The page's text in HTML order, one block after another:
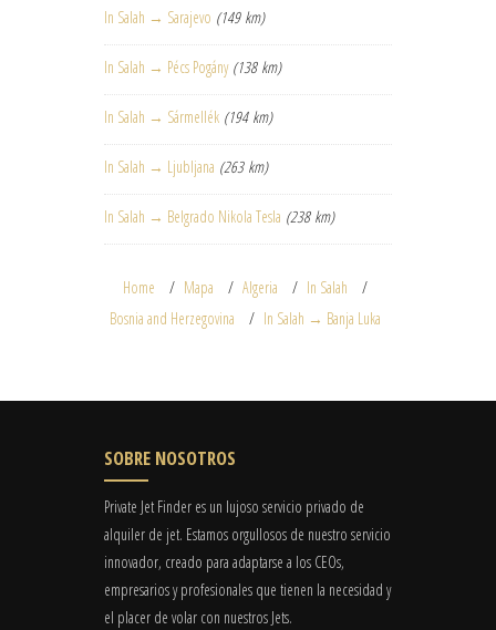
In Salah → Sarajevo (149 km)
In Salah → Pécs Pogány (138 km)
In Salah → Sármellék (194 km)
In Salah → Ljubljana (263 km)
In Salah → Belgrado Nikola Tesla (238 km)
Home Mapa Algeria
In Salah
Bosnia and Herzegovina
In Salah → Banja Luka
SOBRE NOSOTROS
Private Jet Finder es un lujoso servicio privado de
alquiler de jet. Estamos orgullosos de nuestro servicio
innovador, creado para adaptarse a los CEOs,
empresarios y profesionales que tienen la necesidad y
el placer de volar con nuestros Jets.